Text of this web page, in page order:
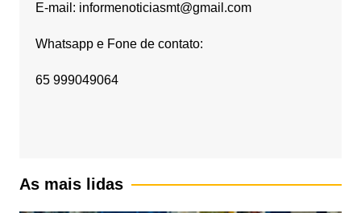
E-mail: informenoticiasmt@gmail.com
Whatsapp e Fone de contato:
65 999049064
As mais lidas